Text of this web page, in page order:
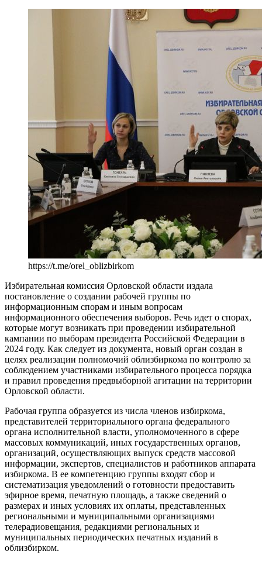
https://t.me/orel_oblizbirkom
Избирательная комиссия Орловской области издала
постановление о создании рабочей группы по
информационным спорам и иным вопросам
информационного обеспечения выборов. Речь идет о спорах,
которые могут возникать при проведении избирательной
кампании по выборам президента Российской Федерации в
2024 году. Как следует из документа, новый орган создан в
целях реализации полномочий облизбиркома по контролю за
соблюдением участниками избирательного процесса порядка
и правил проведения предвыборной агитации на территории
Орловской области.
Рабочая группа образуется из числа членов избиркома,
представителей территориального органа федерального
органа исполнительной власти, уполномоченного в сфере
массовых коммуникаций, иных государственных органов,
организаций, осуществляющих выпуск средств массовой
информации, экспертов, специалистов и работников аппарата
избиркома. В ее компетенцию группы входят сбор и
систематизация уведомлений о готовности предоставить
эфирное время, печатную площадь, а также сведений о
размерах и иных условиях их оплаты, представленных
региональными и муниципальными организациями
телерадиовещания, редакциями региональных и
муниципальных периодических печатных изданий в
облизбирком.